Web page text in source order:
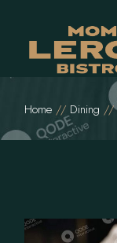
Home Dining